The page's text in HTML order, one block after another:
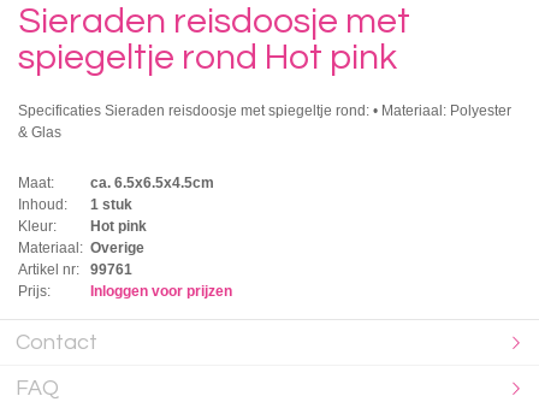
Sieraden reisdoosje met
spiegeltje rond Hot pink
Specificaties Sieraden reisdoosje met spiegeltje rond: • Materiaal: Polyester
& Glas
Maat:
ca. 6.5x6.5x4.5cm
Inhoud:
1 stuk
Kleur:
Hot pink
Materiaal: Overige
Artikel nr:
99761
Prijs:
Inloggen voor prijzen
Contact
FAQ